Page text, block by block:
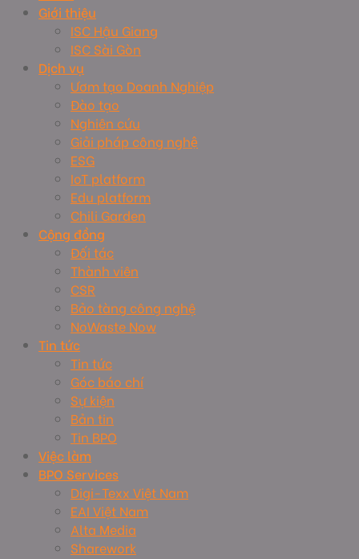
Giới thiệu
ISC Hậu Giang
ISC Sài Gòn
Dịch vụ
Ươm tạo Doanh Nghiệp
Đào tạo
Nghiên cứu
Giải pháp công nghệ
ESG
IoT platform
Edu platform
Chili Garden
Cộng đồng
Đối tác
Thành viên
CSR
Bảo tàng công nghệ
NoWaste Now
Tin tức
Tin tức
Góc báo chí
Sự kiện
Bản tin
Tin BPO
Việc làm
BPO Services
Digi-Texx Việt Nam
EAI Việt Nam
Alta Media
Sharework